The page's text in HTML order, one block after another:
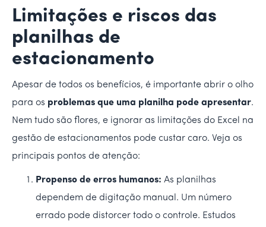
Limitações e riscos das
planilhas de
estacionamento
Apesar de todos os benefícios, é importante abrir o olho
para os problemas que uma planilha pode apresentar.
Nem tudo são flores, e ignorar as limitações do Excel na
gestão de estacionamentos pode custar caro. Veja os
principais pontos de atenção:
Propenso de erros humanos: As planilhas
dependem de digitação manual. Um número
errado pode distorcer todo o controle. Estudos